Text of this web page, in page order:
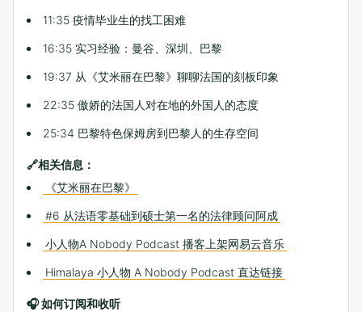
11:35 疫情毕业生的找工困难
16:35 实习经验：曼谷、深圳、巴黎
19:37 从《艾米丽在巴黎》聊聊法国的刻板印象
22:35 傲娇的法国人对在地的外国人的态度
25:34 巴黎特色保姆房到巴黎人的生存空间
🔗相关信息：
《艾米丽在巴黎》
#6 从法语零基础到硕士第一名的法律顾问阿成
小人物A Nobody Podcast 播客上架网易云音乐
Himalaya 小人物 A Nobody Podcast 直达链接
🎧 如何订阅和收听